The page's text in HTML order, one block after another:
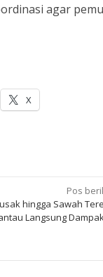
agar
X
Pos
hingga Sawah
Langsung